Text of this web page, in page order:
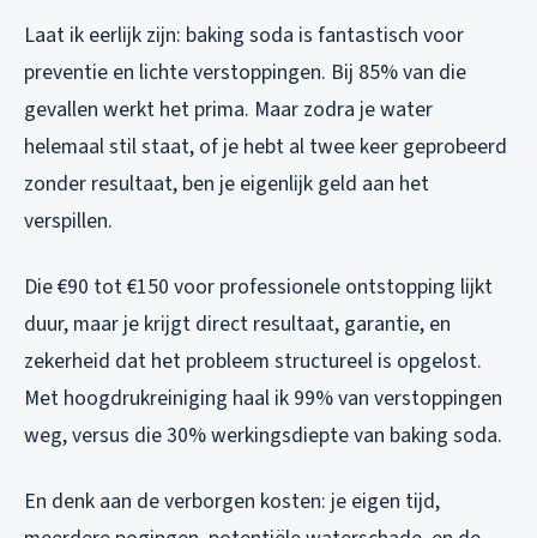
Laat ik eerlijk zijn: baking soda is fantastisch voor
preventie en lichte verstoppingen. Bij 85% van die
gevallen werkt het prima. Maar zodra je water
helemaal stil staat, of je hebt al twee keer geprobeerd
zonder resultaat, ben je eigenlijk geld aan het
verspillen.
Die €90 tot €150 voor professionele ontstopping lijkt
duur, maar je krijgt direct resultaat, garantie, en
zekerheid dat het probleem structureel is opgelost.
Met hoogdrukreiniging haal ik 99% van verstoppingen
weg, versus die 30% werkingsdiepte van baking soda.
En denk aan de verborgen kosten: je eigen tijd,